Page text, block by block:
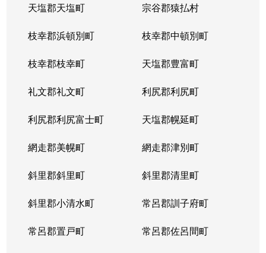
天塩郡天塩町 宗谷郡猿払村
枝幸郡浜頓別町 枝幸郡中頓別町
枝幸郡枝幸町 天塩郡豊富町
礼文郡礼文町 利尻郡利尻町
利尻郡利尻富士町 天塩郡幌延町
網走郡美幌町 網走郡津別町
斜里郡斜里町 斜里郡清里町
斜里郡小清水町 常呂郡訓子府町
常呂郡置戸町 常呂郡佐呂間町